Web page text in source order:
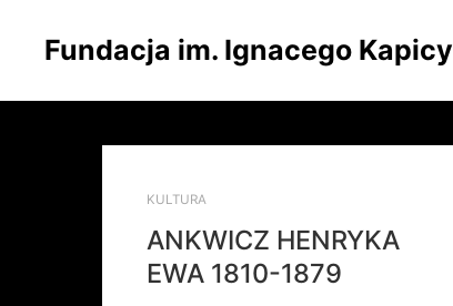
Fundacja im. Ignacego Kapicy
KULTURA
ANKWICZ HENRYKA
EWA 1810-1879